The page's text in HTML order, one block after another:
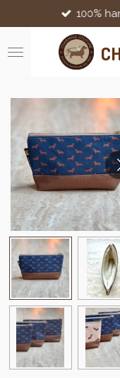
to
main
content
100%